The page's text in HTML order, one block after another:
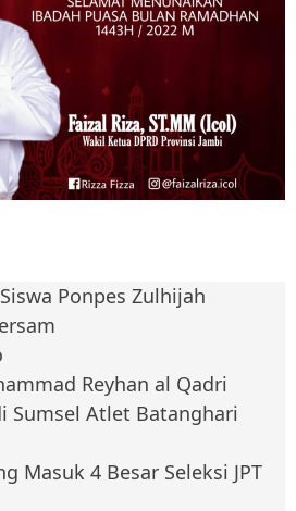
Ponpes Zulhijah
Reyhan al Qadri
Sumsel Atlet Batanghari
Masuk 4 Besar Seleksi JPT